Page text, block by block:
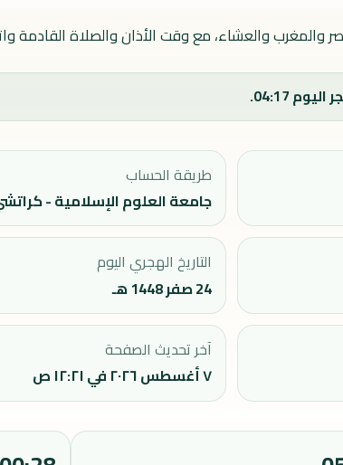
والمغرب والعشاء، مع وقت الأذان والصلاة القادمة
طريقة الحساب
جامعة العلوم الإسلامية -
التاريخ الهجري اليوم
24 صفر 1448 هـ
آخر تحديث الصفحة
٧ أغسطس ٢٠٢٦ في ١٢:٢١ ص